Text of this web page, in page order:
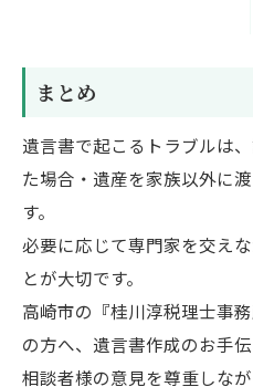
まとめ
遺言書で起こるトラブルは
た場合・遺産を家族以外に
す。
必要に応じて専門家を交え
とが大切です。
高崎市の『桂川淳税理士事
の方へ、遺言書作成のお手伝
相談者様の意見を尊重しな